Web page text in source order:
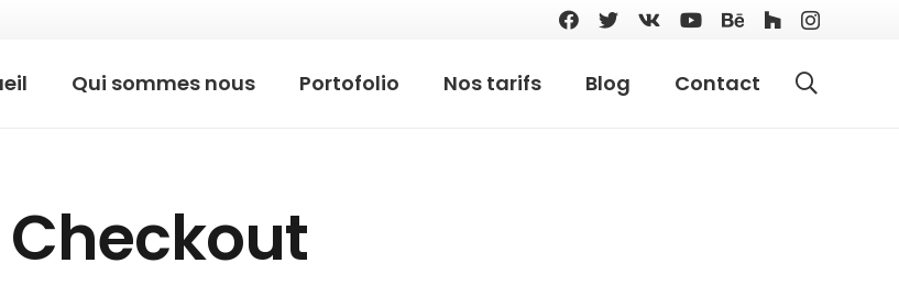
Qui sommes nous Portofolio Nos tarifs Blog Contact
Checkout